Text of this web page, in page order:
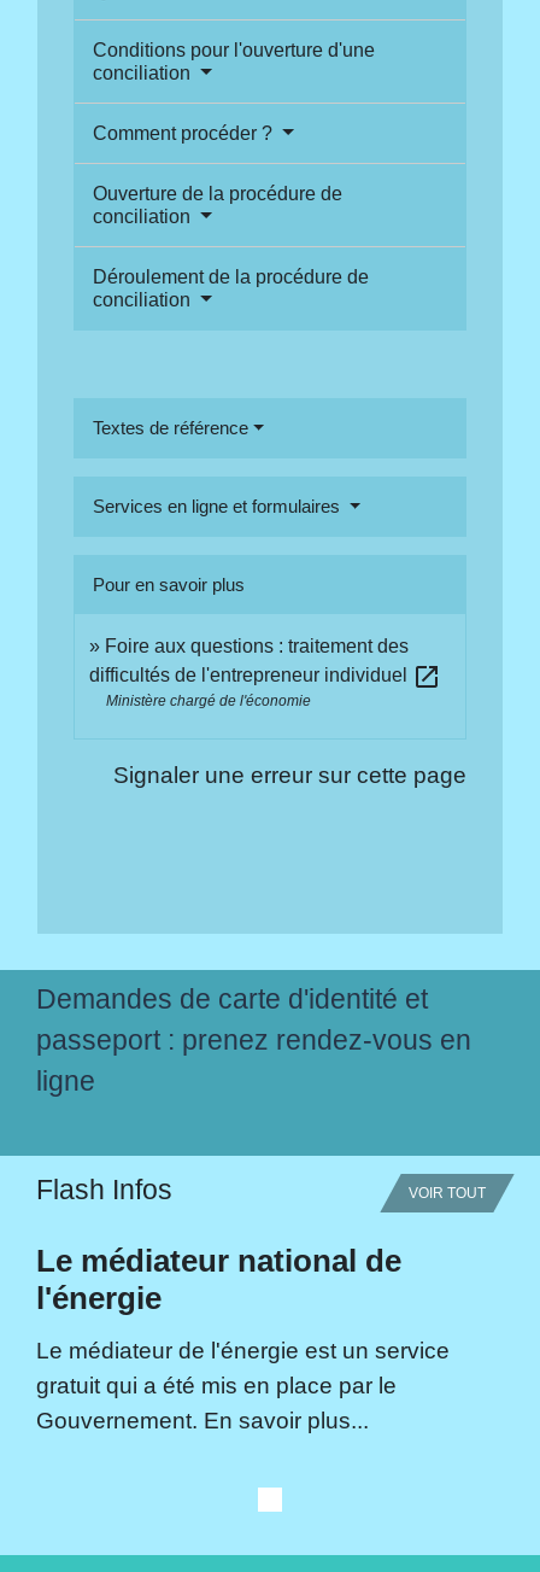
Conditions pour l'ouverture d'une
conciliation
Comment procéder ?
Ouverture de la procédure de
conciliation
Déroulement de la procédure de
conciliation
Textes de référence
Services en ligne et formulaires
Pour en savoir plus
Foire aux questions : traitement des
difficultés de l'entrepreneur individuel
open_in_new
Ministère chargé de l'économie
Signaler une erreur sur cette page
Demandes de carte d'identité et
passeport : prenez rendez-vous en
ligne
Flash Infos VOIR TOUT
Le médiateur national de
l'énergie
Le médiateur de l'énergie est un service
gratuit qui a été mis en place par le
Gouvernement. En savoir plus...